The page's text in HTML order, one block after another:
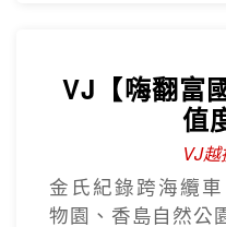
VJ【嗨翻富
值
VJ
金氏紀錄跨海纜
物園、香島自然公